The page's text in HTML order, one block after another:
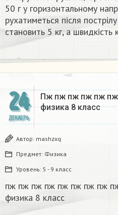
50 г у горизонтальному
рухатиметься після
становить 5 кг, а швидкість
24
ДЕКАБРЬ
Пж пж пж пж пж
физика 8 класс​
Автор: mashzxq
Предмет: Физика
Уровень: 5 - 9 класс
пж пж пж пж пж пж пж пж
физика 8 класс​